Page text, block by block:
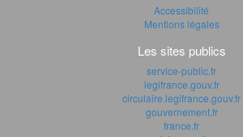
Accessibilité
Mentions légales
Les sites publics
service-public.fr
legifrance.gouv.fr
circulaire.legifrance.gouv.fr
gouvernement.fr
france.fr